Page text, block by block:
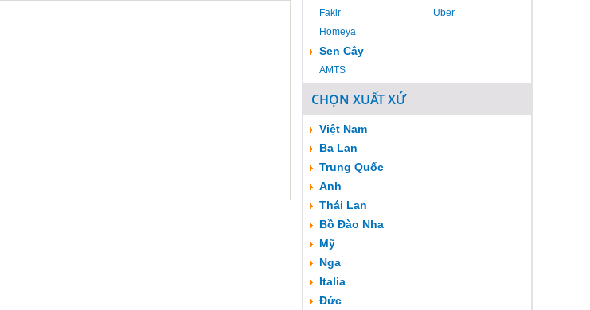
Fakir
Uber
Homeya
Sen Cây
AMTS
CHỌN XUẤT XỨ
Việt Nam
Ba Lan
Trung Quốc
Anh
Thái Lan
Bồ Đào Nha
Mỹ
Nga
Italia
Đức